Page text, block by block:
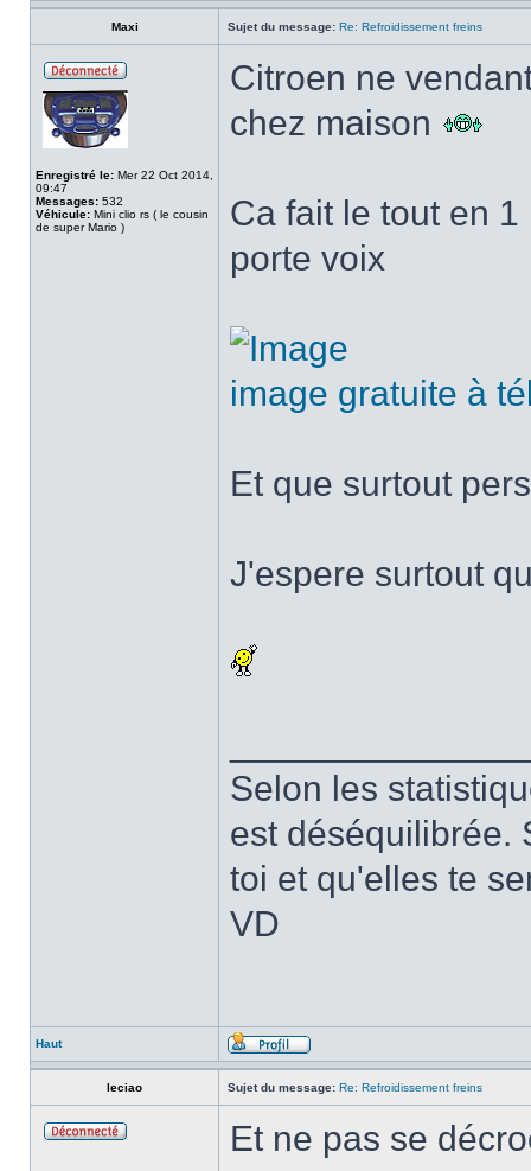
Maxi Sujet du message: Re: Refroidissement freins
Enregistré le: Mer 22 Oct 2014,
09:47
Messages: 532
Véhicule: Mini clio rs ( le cousin
de super Mario )
Citroen ne
chez maison
Ca fait le tout en
porte voix
image gratuite à
Et que surtout
J'espere surtout
Selon les
est déséquilibrée.
toi et qu'elles te
VD
Haut
leciao Sujet du message: Re: Refroidissement freins
Et ne pas se